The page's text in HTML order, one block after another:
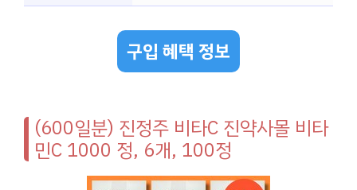
구입 혜택 정보
(600일분) 진정주 비타C 진약사몰 비타
민C 1000 정, 6개, 100정